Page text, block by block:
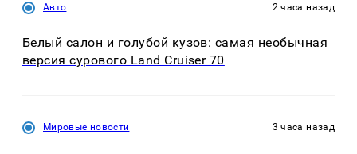
Авто 2 часа назад
Белый салон и голубой кузов: самая необычная
версия сурового Land Cruiser 70
Мировые новости 3 часа назад